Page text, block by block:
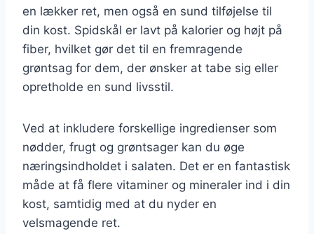
en lækker ret, men også en sund tilføjelse til
din kost. Spidskål er lavt på kalorier og højt på
fiber, hvilket gør det til en fremragende
grøntsag for dem, der ønsker at tabe sig eller
opretholde en sund livsstil.
Ved at inkludere forskellige ingredienser som
nødder, frugt og grøntsager kan du øge
næringsindholdet i salaten. Det er en fantastisk
måde at få flere vitaminer og mineraler ind i din
kost, samtidig med at du nyder en
velsmagende ret.